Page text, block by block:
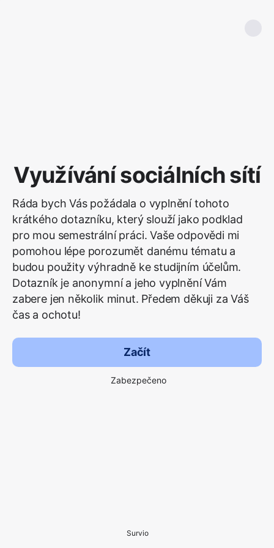
Využívání sociálních sítí
Ráda bych Vás požádala o vyplnění tohoto
krátkého dotazníku, který slouží jako podklad
pro mou semestrální práci. Vaše odpovědi mi
pomohou lépe porozumět danému tématu a
budou použity výhradně ke studijním účelům.
Dotazník je anonymní a jeho vyplnění Vám
zabere jen několik minut. Předem děkuji za Váš
čas a ochotu!
Začít
Zabezpečeno
Survio